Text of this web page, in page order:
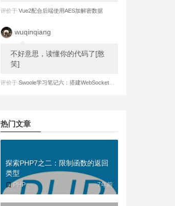
评价于 Vue2配合后端使用AES加解密数据
wuqinqiang
不好意思，读懂你的代码了[憨
笑]
评价于 Swoole学习笔记六：搭建WebSocket长连接 之 服务端实现强制心跳检测
热门文章
探索PHP7之二：限制函数的返回
类型
PHP 7年前